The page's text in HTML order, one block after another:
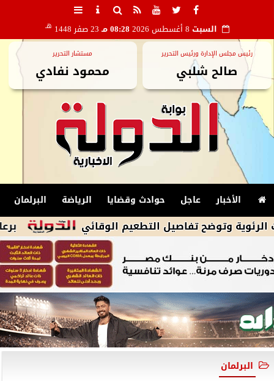
السبت 08:28 مـ 23 صفر 1448 هـ
رئيس مجلس الإدارة ورئيس التحرير
صالح شلبي
مستشار التحرير
محمود نفادي
الأخبار عاجل حوادث وقضايا الرياضة البرلمان
برعاية تفاصيل التطعيم الوقائي
البرلمان